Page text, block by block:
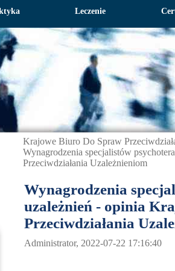
Leczenie
Krajowe Biuro Do Spraw
Wynagrodzenia specjalistów
Przeciwdziałania Uzależnieniom
Wynagrodzenia
uzależnień - opinia
Przeciwdziałania
Administrator, 2022-07-22 17:16:40